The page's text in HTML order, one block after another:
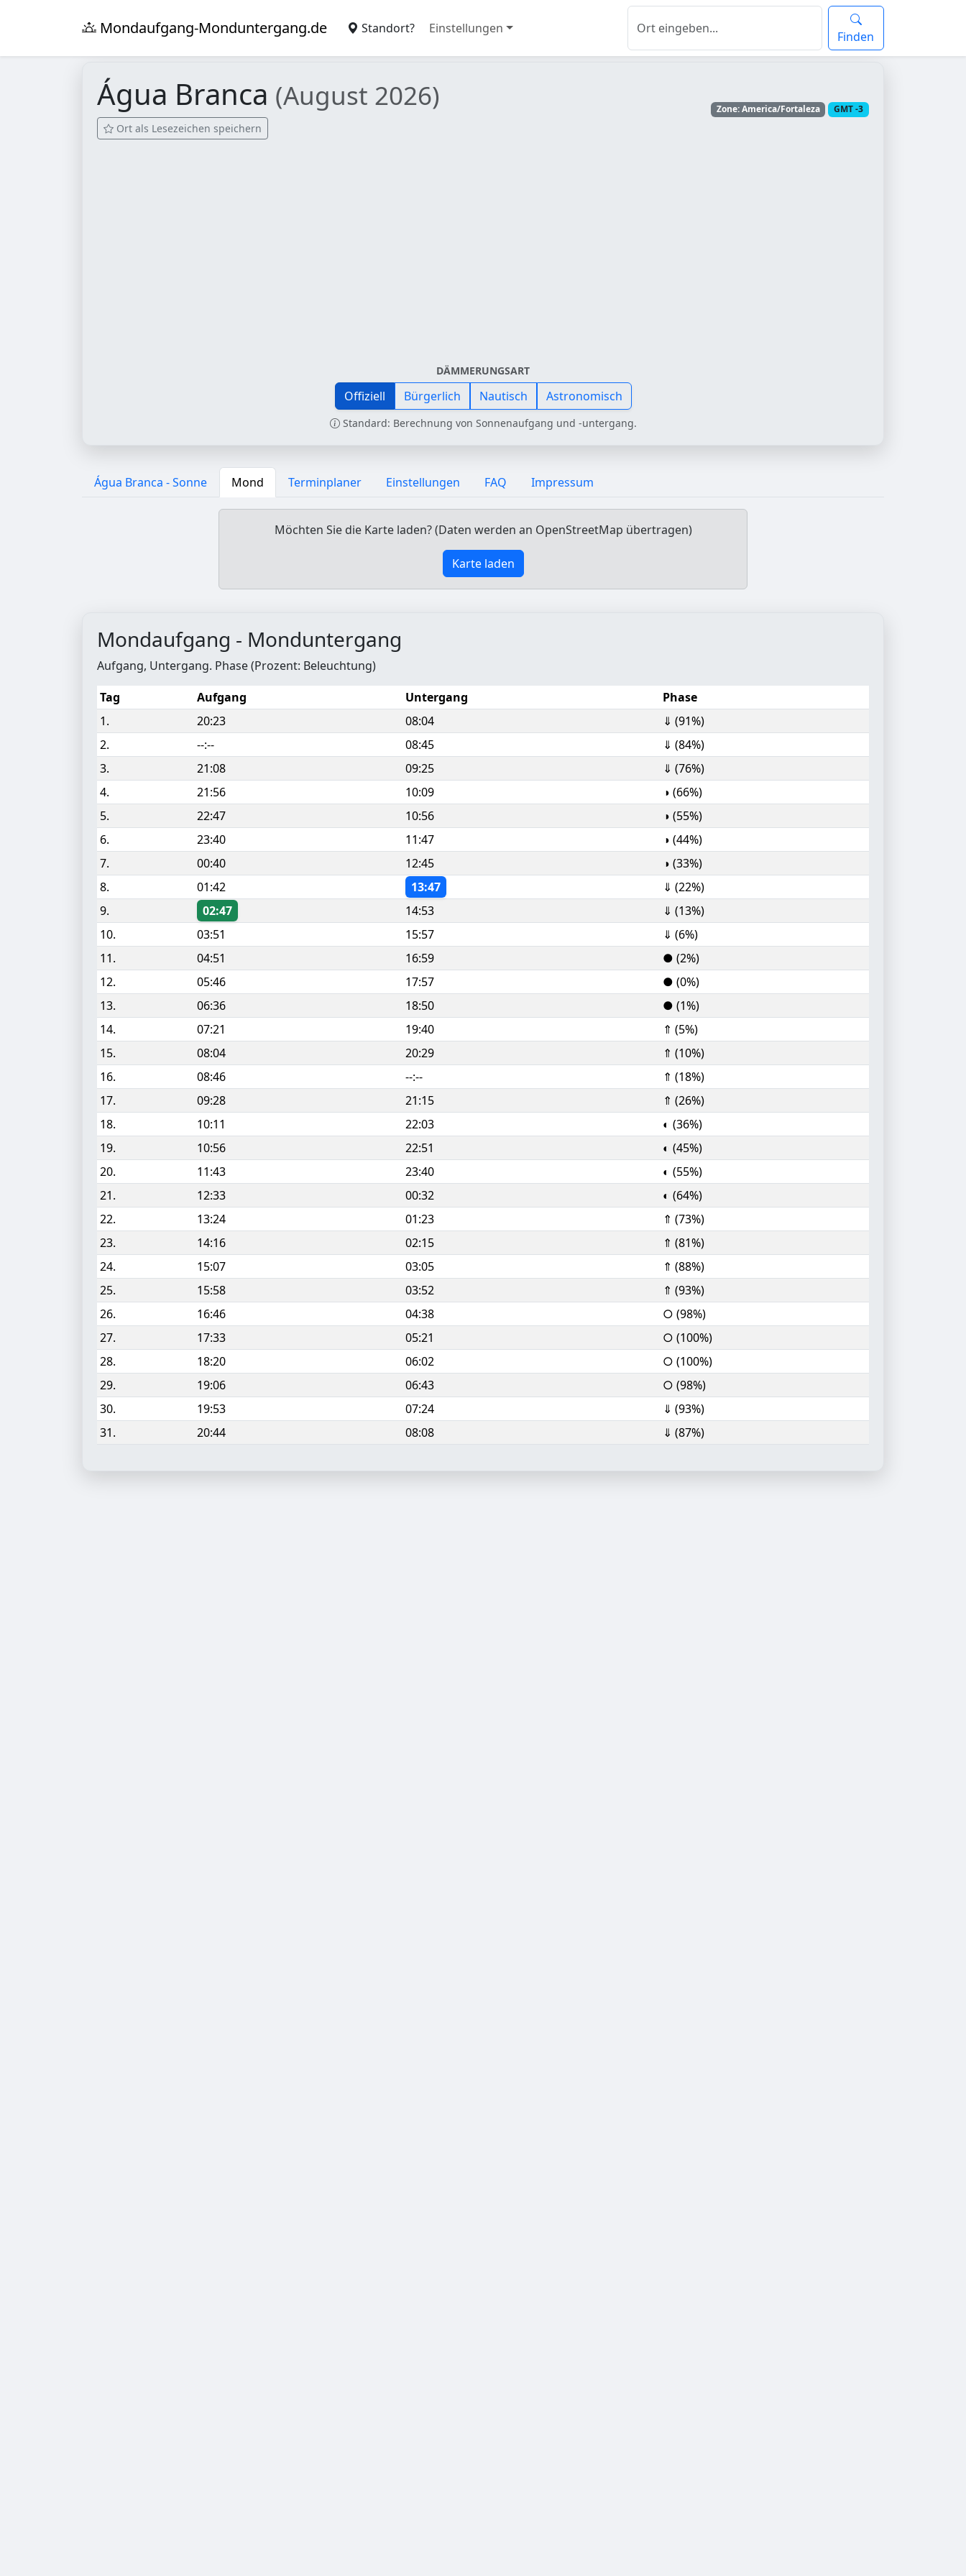
Mondaufgang-Monduntergang.de Standort? Einstellungen
Finden
Água Branca (August 2026)
Ort als Lesezeichen speichern
Zone: America/Fortaleza GMT -3
DÄMMERUNGSART
Offiziell Bürgerlich Nautisch Astronomisch
Standard: Berechnung von Sonnenaufgang und -untergang.
Água Branca - Sonne Mond Terminplaner Einstellungen FAQ Impressum
Möchten Sie die Karte laden? (Daten werden an OpenStreetMap übertragen)
Karte laden
Mondaufgang - Monduntergang
Aufgang, Untergang. Phase (Prozent: Beleuchtung)
Tag
Aufgang Untergang
Phase
1.
20:23 08:04
⇓ (91%)
2.
--:-- 08:45
⇓ (84%)
3.
21:08 09:25
⇓ (76%)
4.
21:56 10:09
◑ (66%)
5.
22:47 10:56
◑ (55%)
6.
23:40 11:47
◑ (44%)
7.
00:40 12:45
◑ (33%)
8.
01:42 13:47
⇓ (22%)
9.
02:47 14:53
⇓ (13%)
10.
03:51 15:57
⇓ (6%)
11.
04:51 16:59
● (2%)
12.
05:46 17:57
● (0%)
13.
06:36 18:50
● (1%)
14.
07:21 19:40
⇑ (5%)
15.
08:04 20:29
⇑ (10%)
16.
08:46 --:--
⇑ (18%)
17.
09:28 21:15
⇑ (26%)
18.
10:11 22:03
◐ (36%)
19.
10:56 22:51
◐ (45%)
20.
11:43 23:40
◐ (55%)
21.
12:33 00:32
◐ (64%)
22.
13:24 01:23
⇑ (73%)
23.
14:16 02:15
⇑ (81%)
24.
15:07 03:05
⇑ (88%)
25.
15:58 03:52
⇑ (93%)
26.
16:46 04:38
○ (98%)
27.
17:33 05:21
○ (100%)
28.
18:20 06:02
○ (100%)
29.
19:06 06:43
○ (98%)
30.
19:53 07:24
⇓ (93%)
31.
20:44 08:08 ⇓ (87%)